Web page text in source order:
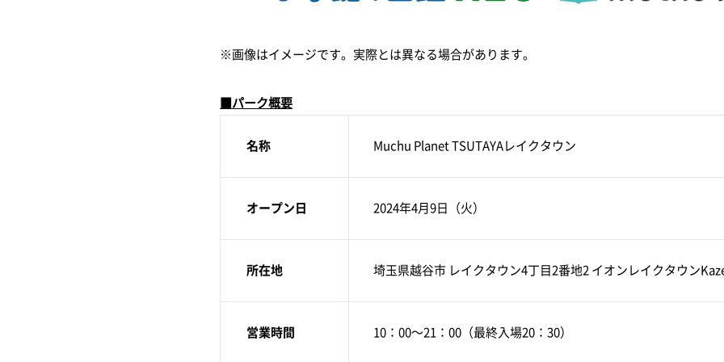
※画像はイメージです。実際とは異なる場合があります。
■パーク概要
名称 Muchu Planet TSUTAYAレイクタウン
オープン日 2024年4月9日（火）
所在地 埼玉県越谷市 レイクタウン4丁目2番地2 イオンレイクタウン
営業時間 10：00～21：00（最終入場20：30）